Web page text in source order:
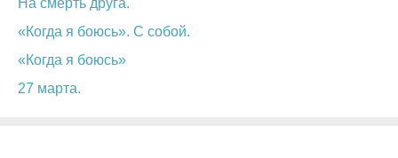
На смерть друга.
«Когда я боюсь». С собой.
«Когда я боюсь»
27 марта.